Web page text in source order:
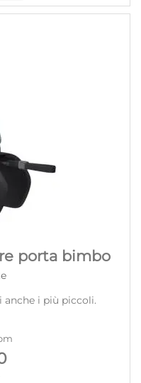
porta bimbo
anche i più piccoli.